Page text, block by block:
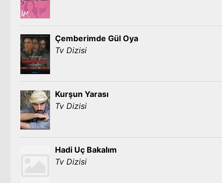
Çemberimde Gül Oya
Tv Dizisi
Kurşun Yarası
Tv Dizisi
Hadi Uç Bakalım
Tv Dizisi